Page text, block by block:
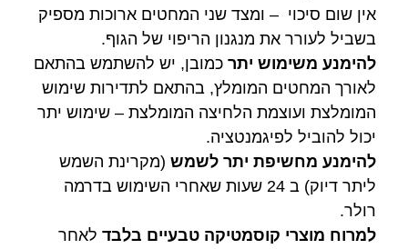
אין שום סיכוי – ומצד שני המחטים ארוכות מספיק
בשביל לעורר את מנגנון הריפוי של הגוף.
להימנע משימוש יתר כמובן, יש להשתמש בהתאם
לאורך המחטים המומלץ, בהתאם לתדירות שימוש
המומלצת ועוצמת הלחיצה המומלצת – שימוש יתר
יכול להוביל לפיגמנטציה.
להימנע מחשיפת יתר לשמש (מקרינת השמש
ליתר דיוק) ב 24 שעות שאחרי השימוש בדרמה
רולר.
למרוח מוצרי קוסמטיקה טבעיים בלבד לאחר